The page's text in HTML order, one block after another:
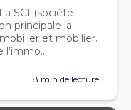
SCI (société
principale la
et mobilier.
l’immo...
8 min de lecture